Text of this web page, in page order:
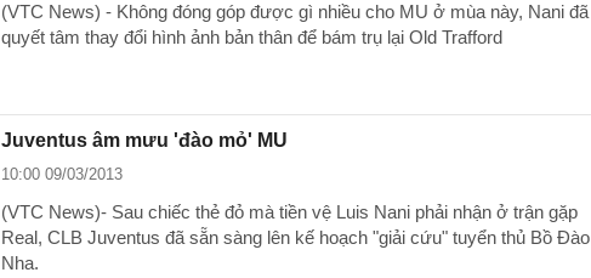
(VTC News) - Không đóng góp được gì nhiều cho MU ở mùa này, Nani đã
quyết tâm thay đổi hình ảnh bản thân để bám trụ lại Old Trafford
Juventus âm mưu 'đào mỏ' MU
10:00 09/03/2013
(VTC News)- Sau chiếc thẻ đỏ mà tiền vệ Luis Nani phải nhận ở trận gặp
Real, CLB Juventus đã sẵn sàng lên kế hoạch "giải cứu" tuyển thủ Bồ Đào
Nha.